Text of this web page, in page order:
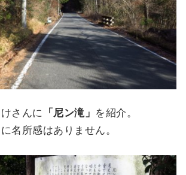
さんに 「尼ン滝」 を紹介。
名所感はありません。